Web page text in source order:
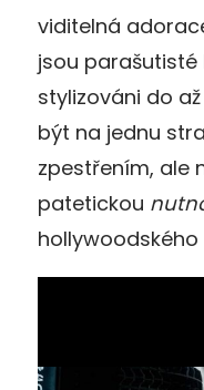
viditelná
jsou
stylizováni do
být na jednu
zpestřením, ale
patetickou